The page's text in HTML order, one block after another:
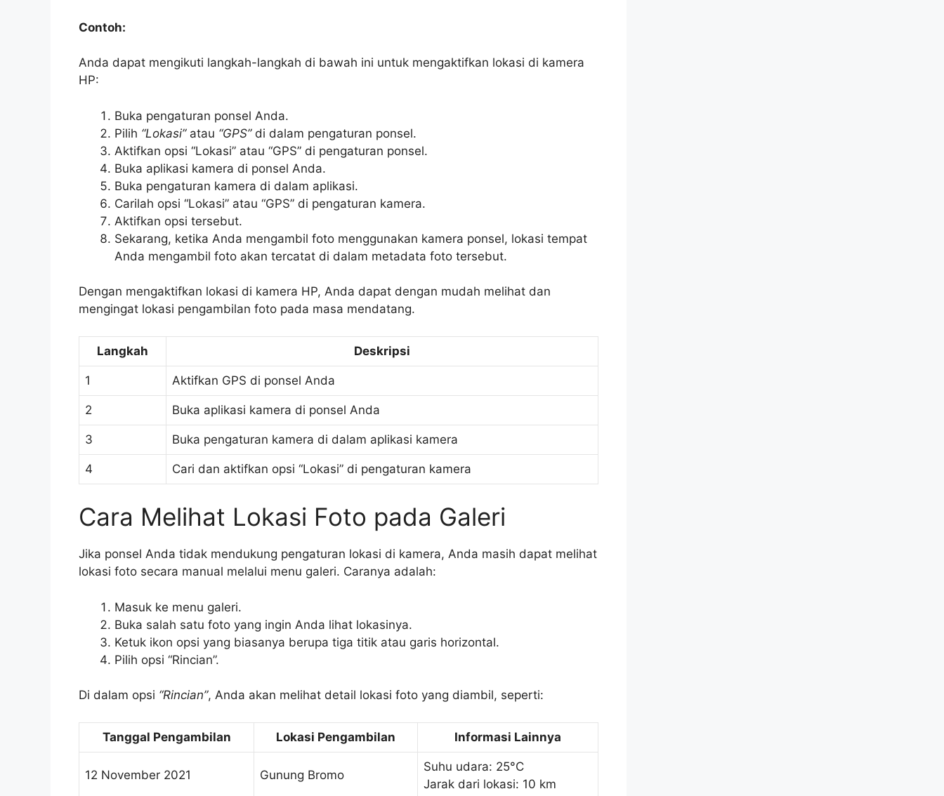
Contoh:
Anda dapat mengikuti langkah-langkah di bawah ini untuk mengaktifkan lokasi di kamera
HP:
Buka pengaturan ponsel Anda.
Pilih “Lokasi”atau “GPS”di dalam pengaturan ponsel.
Aktifkan opsi “Lokasi” atau “GPS” di pengaturan ponsel.
Buka aplikasi kamera di ponsel Anda.
Buka pengaturan kamera di dalam aplikasi.
Carilah opsi “Lokasi” atau “GPS” di pengaturan kamera.
Aktifkan opsi tersebut.
Sekarang, ketika Anda mengambil foto menggunakan kamera ponsel, lokasi tempat
Anda mengambil foto akan tercatat di dalam metadata foto tersebut.
Dengan mengaktifkan lokasi di kamera HP, Anda dapat dengan mudah melihat dan
mengingat lokasi pengambilan foto pada masa mendatang.
Langkah Deskripsi
1 Aktifkan GPS di ponsel Anda
2 Buka aplikasi kamera di ponsel Anda
3 Buka pengaturan kamera di dalam aplikasi kamera
4 Cari dan aktifkan opsi “Lokasi” di pengaturan kamera
Cara Melihat Lokasi Foto pada Galeri
Jika ponsel Anda tidak mendukung pengaturan lokasi di kamera, Anda masih dapat melihat
lokasi foto secara manual melalui menu galeri. Caranya adalah:
Masuk ke menu galeri.
Buka salah satu foto yang ingin Anda lihat lokasinya.
Ketuk ikon opsi yang biasanya berupa tiga titik atau garis horizontal.
Pilih opsi “Rincian”.
Di dalam opsi “Rincian”, Anda akan melihat detail lokasi foto yang diambil, seperti:
Tanggal Pengambilan Lokasi Pengambilan Informasi Lainnya
12 November 2021 Gunung Bromo
Suhu udara: 25°C
Jarak dari lokasi: 10 km